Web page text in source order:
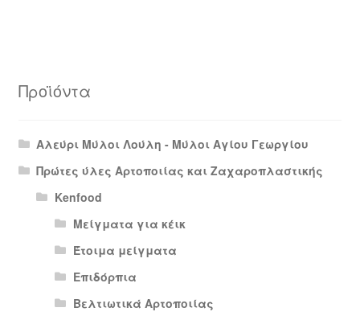
Προϊόντα
Αλεύρι Μύλοι Λούλη - Μύλοι Αγίου Γεωργίου
Πρώτες ύλες Αρτοποιίας και Ζαχαροπλαστικής
Kenfood
Μείγματα για κέικ
Έτοιμα μείγματα
Επιδόρπια
Βελτιωτικά Αρτοποιίας